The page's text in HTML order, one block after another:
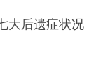
大后遗症状况